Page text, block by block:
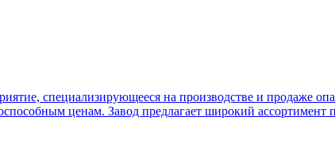
специализирующееся на производстве и продаже
ценам. Завод предлагает широкий